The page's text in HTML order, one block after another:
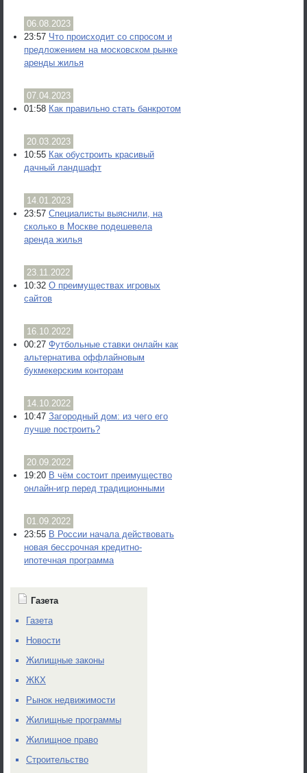
06.08.2023
23:57 Что происходит со спросом и
предложением на московском рынке
аренды жилья
07.04.2023
01:58 Как правильно стать банкротом
20.03.2023
10:55 Как обустроить красивый
дачный ландшафт
14.01.2023
23:57 Специалисты выяснили, на
сколько в Москве подешевела
аренда жилья
23.11.2022
10:32 О преимуществах игровых
сайтов
16.10.2022
00:27 Футбольные ставки онлайн как
альтернатива оффлайновым
букмекерским конторам
14.10.2022
10:47 Загородный дом: из чего его
лучше построить?
20.09.2022
19:20 В чём состоит преимущество
онлайн-игр перед традиционными
01.09.2022
23:55 В России начала действовать
новая бессрочная кредитно-
ипотечная программа
Газета
Газета
Новости
Жилищные законы
ЖКХ
Рынок недвижимости
Жилищные программы
Жилищное право
Строительство